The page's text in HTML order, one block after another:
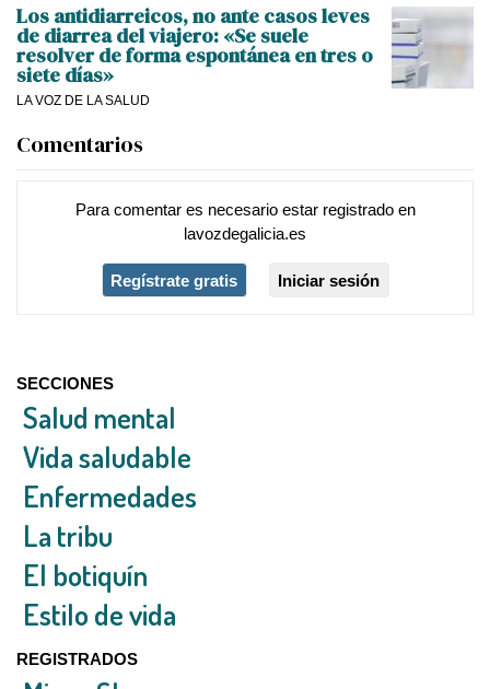
Los antidiarreicos, no ante casos leves
de diarrea del viajero: «Se suele
resolver de forma espontánea en tres o
siete días»
LA VOZ DE LA SALUD
Comentarios
Para comentar es necesario estar registradoen
lavozdegalicia.es
Regístrate gratis Iniciar sesión
SECCIONES
Salud mental
Vida saludable
Enfermedades
La tribu
El botiquín
Estilo de vida
REGISTRADOS